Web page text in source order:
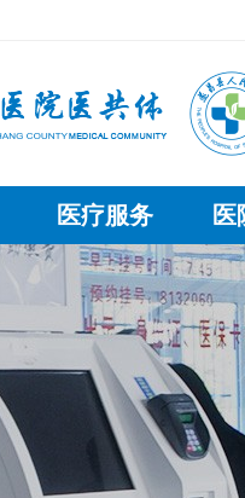
医疗服务 医